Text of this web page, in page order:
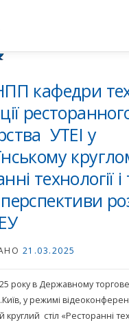
ВСТУП 2026
кафедри
УТЕІ у
технології
21.03.2025
року в Державному
у режимі
круглий стіл «Ресторанні